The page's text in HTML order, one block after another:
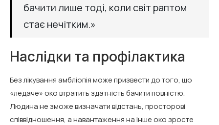
бачити лише тоді, коли світ раптом
стає нечітким.»
Наслідки та профілактика
Без лікування амбліопія може призвести до того, що
«ледаче» око втратить здатність бачити повністю.
Людина не зможе визначати відстань, просторові
співвідношення, а навантаження на інше око зросте